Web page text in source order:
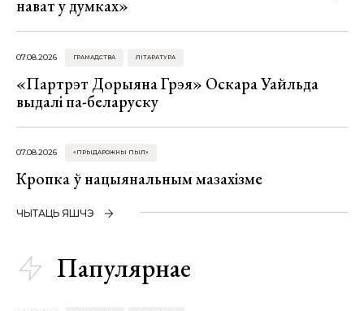
нават у думках»
07.08.2026 ГРАМАДСТВА ЛІТАРАТУРА
«Партрэт Дорыяна Грэя» Оскара Уайльда
выдалі па-беларуску
07.08.2026 «ПРЫДАРОЖНЫ ПЫЛ»
Кропка ў нацыянальным мазахізме
ЧЫТАЦЬ ЯШЧЭ
Папулярнае